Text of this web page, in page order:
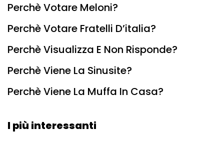
Perchè Votare Meloni?
Perchè Votare Fratelli D’italia?
Perchè Visualizza E Non Risponde?
Perchè Viene La Sinusite?
Perchè Viene La Muffa In Casa?
I più interessanti